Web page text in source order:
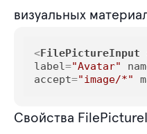
визуальных
<FilePictureInput
label="Avatar"
accept="image/*"
Свойства